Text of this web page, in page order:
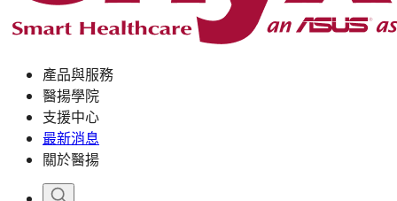
產品與服務
醫揚學院
支援中心
最新消息
關於醫揚